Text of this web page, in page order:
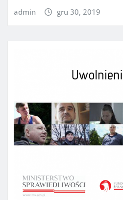
admin gru 30, 2019